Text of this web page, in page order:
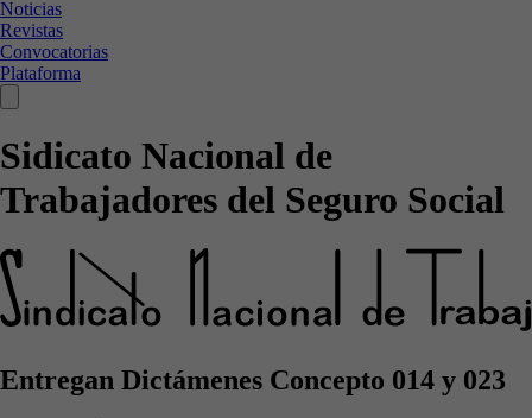
Noticias
Revistas
Convocatorias
Plataforma
Sidicato Nacional de
Trabajadores del Seguro Social
Entregan Dictámenes Concepto 014 y 023